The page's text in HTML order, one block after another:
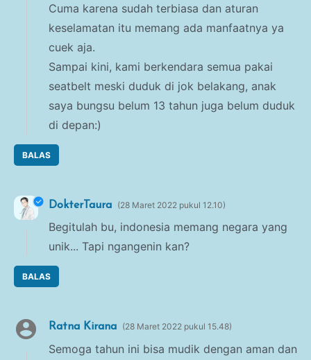
Cuma karena sudah terbiasa dan aturan
keselamatan itu memang ada manfaatnya ya
cuek aja.
Sampai kini, kami berkendara semua pakai
seatbelt meski duduk di jok belakang, anak
saya bungsu belum 13 tahun juga belum duduk
di depan:)
BALAS
DokterTaura 28 Maret 2022 pukul 12.10
Begitulah bu, indonesia memang negara yang
unik... Tapi ngangenin kan?
BALAS
Ratna Kirana 28 Maret 2022 pukul 15.48
Semoga tahun ini bisa mudik dengan aman dan